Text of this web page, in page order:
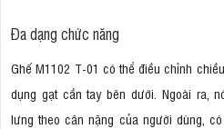
Đa dạng chức năng
Ghế M1102 T-01 có thể điều chỉnh
dụng gạt cần tay bên dưới. Ngoài ra,
lưng theo cân nặng của người dùng,